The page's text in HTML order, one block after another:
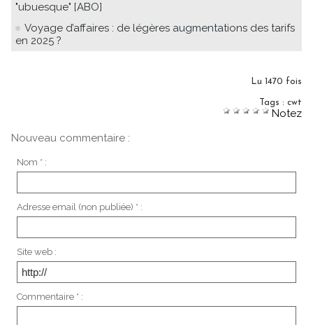
"ubuesque" [ABO]
Voyage d’affaires : de légères augmentations des tarifs
en 2025 ?
Lu 1470 fois
Tags : cwt
Notez
Nouveau commentaire :
Nom * :
Adresse email (non publiée) * :
Site web :
Commentaire * :